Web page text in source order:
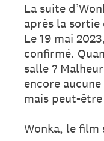
La suite
après la
Le 19 mai
confirmé.
salle ?
encore
mais peut-
Wonka, le film